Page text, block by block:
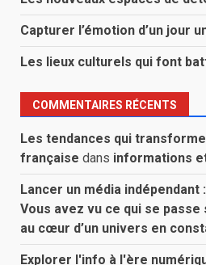
Capturer l’émotion d’un jour
Les lieux culturels qui font
COMMENTAIRES RÉCENTS
Les tendances qui
française dans informations
Lancer un média indépendant
Vous avez vu ce qui se passe
au cœur d’un univers en
Explorer l'info à l'ère